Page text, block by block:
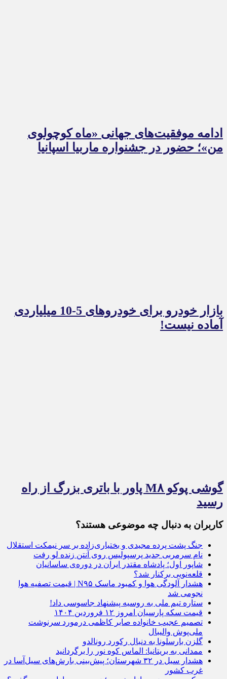
ادامه موفقیت‌های جهانی «ماه کوچولوی
من»؛ حضور در جشنواره ماربیا اسپانیا
بازار خودرو برای خودروهای 5-10 میلیاردی
آماده نیست!
گوشی پوکو M۸ پاور با باتری بزرگ از راه
رسید
کاربران به دنبال چه موضوعی هستند؟
جنگ پشت پرده مجیدی و بختیاری‌زاده بر سر نیمکت استقلال
نام سرمربی جدید پرسپولیس روی آنتن زنده لو رفت
شاپور اول؛ پادشاه مقتدر ایران در دوره‌ی ساسانیان
قلعه‌نویی برکنار شد؟
هشدار آلودگی هوا و کمبود ماسک N۹۵ | قیمت تصفیه هوا
نجومی شد
‌ستاره تیم ملی به روسیه پیشنهاد جاسوسی داد!
قیمت سکه پارسیان امروز ۱۲ فروردین ۱۴۰۴
تصمیم عجیب خانواده صابر کاظمی درمورد سرنوشت
ملی‌پوش والیبال
گلزن بارسلونا به دنبال رکورد رونالدو
ممدانی به بریتانیا: الماس کوه نور را برگردانید
هشدار سیل در ۳۲ شهرستان؛ پیش‌بینی بارش‌های سیل‌آسا در
غرب کشور